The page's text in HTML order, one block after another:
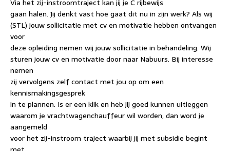
Via het zij-instroomtraject kan jij je C rijbewijs
gaan halen. Jij denkt vast hoe gaat dit nu in zijn werk? Als wij
(STL) jouw sollicitatie met cv en motivatie hebben ontvangen
voor
deze opleiding nemen wij jouw sollicitatie in behandeling. Wij
sturen jouw cv en motivatie door naar Nabuurs. Bij interesse
nemen
zij vervolgens zelf contact met jou op om een
kennismakingsgesprek
in te plannen. Is er een klik en heb jij goed kunnen uitleggen
waarom je vrachtwagenchauffeur wil worden, dan word je
aangemeld
voor het zij-instroom traject waarbij jij met subsidie begint